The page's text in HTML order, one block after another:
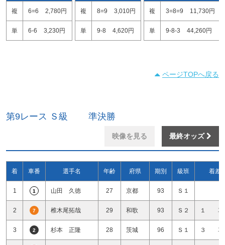
複 6=6 2,780円
単 6-6 3,230円
複 8=9 3,010円
単 9-8 4,620円
複 3=8=9 11,730円
単 9-8-3 44,260円
ページTOPへ戻る
第9レース Ｓ級 準決勝
映像を見る 最終オッズ
着 車番 選手名 年齢 府県 期別 級班 着差
1 1 山田 久徳 27 京都 93 Ｓ１
2 7 椎木尾拓哉 29 和歌 93 Ｓ２ １ 車
3 2 杉本 正隆 28 茨城 96 Ｓ１ ３ 車